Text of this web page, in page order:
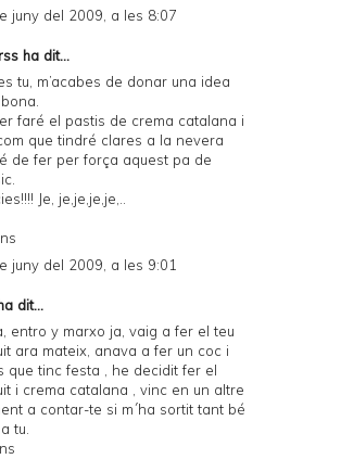
n
P
D
F
juny del 2009, a les 8:07
ha dit...
tu, m’acabes de donar una idea
faré el pastis de crema catalana i
que tindré clares a la nevera
de fer per força aquest pa de
Je, je,je,je,je,..
juny del 2009, a les 9:01
dit...
entro y marxo ja, vaig a fer el teu
ara mateix, anava a fer un coc i
que tinc festa , he decidit fer el
i crema catalana , vinc en un altre
a contar-te si m´ha sortit tant bé
tu.